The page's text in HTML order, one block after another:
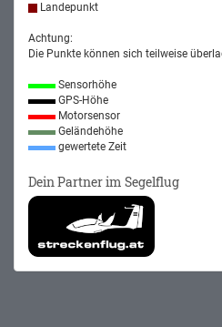
Landepunkt
Achtung:
Die Punkte können sich teilweise
Sensorhöhe
GPS-Höhe
Motorsensor
Geländehöhe
gewertete Zeit
Dein Partner im Segelflug